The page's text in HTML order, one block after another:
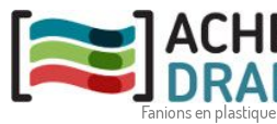
Fanions en